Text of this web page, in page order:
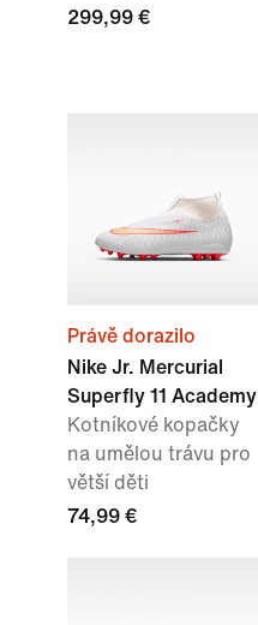
299,99 €
Právě dorazilo
Nike Jr. Mercurial
Superfly 11 Academy
Kotníkové kopačky
na umělou trávu pro
větší děti
74,99 €